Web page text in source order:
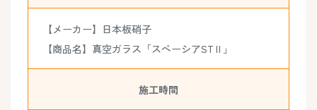
【メーカー】日本板硝子
【商品名】真空ガラス「スペーシアSTⅡ」
施工時間